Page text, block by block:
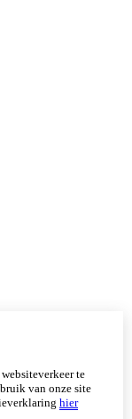
te
van onze site
hier